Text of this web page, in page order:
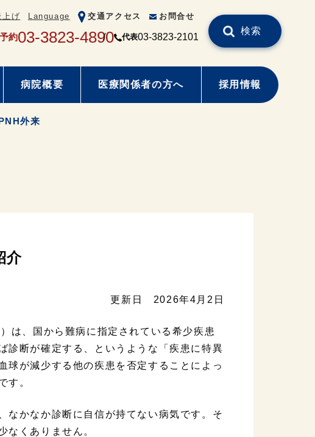
上げ Language 交通アクセス お問合せ
約03-3823-4890 代表03-3823-2101
検索
病院概要 医療関係者の方へ 採用情報
外来
介
更新日 2026年4月2日
は、国から難病に指定されている希少疾患
診断が確定する、というような「疾患に特異
球が減少する他の疾患を否定することによっ
す。
なかなか診断に自信が持てない病気です。そ
なくありません。